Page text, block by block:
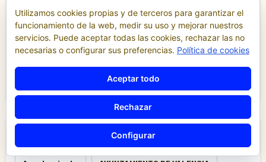
enero 1983
marzo 1979
noviembre 1964
Alicante Asamblea
Utilizamos cookies propias y de terceros para garantizar el
funcionamiento de la web, medir su uso y mejorar nuestros
servicios. Puede aceptar todas las cookies, rechazar las no
necesarias o configurar sus preferencias. Política de cookies
Aceptar todo
Rechazar
Configurar